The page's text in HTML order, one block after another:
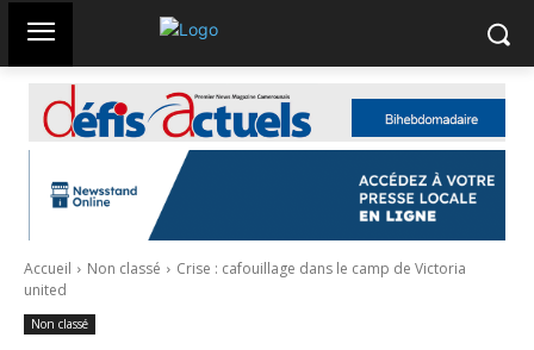
Accueil Non classé
Crise : cafouillage dans le camp de Victoria
united
Non classé